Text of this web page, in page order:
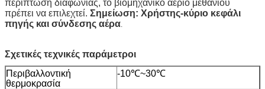
περίπτωση διαφωνίας, το βιομηχανικό αέριο μεθανίου
πρέπει να επιλεχτεί. Σημείωση: Χρήστης-κύριο κεφάλι
πηγής και σύνδεσης αέρα.
Σχετικές τεχνικές παράμετροι
Περιβαλλοντική
θερμοκρασία
-10℃~30℃